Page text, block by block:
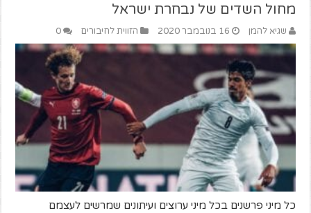
מחול השדים של נבחרת ישראל
שגיא להמן 16 בנובמבר 2020 הזווית לחיבורים 0
כל מיני פרשנים בכל מיני ערוצים ועיתונים שמרשים לעצמם